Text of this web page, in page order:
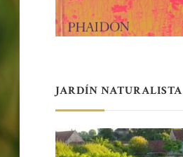
JARDÍN NATURALISTA